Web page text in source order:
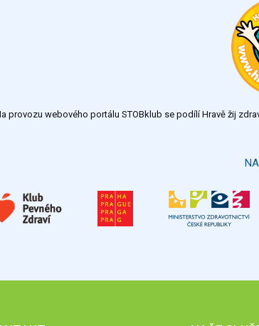
provozu webového portálu STOBklub se podílí Hravě žij